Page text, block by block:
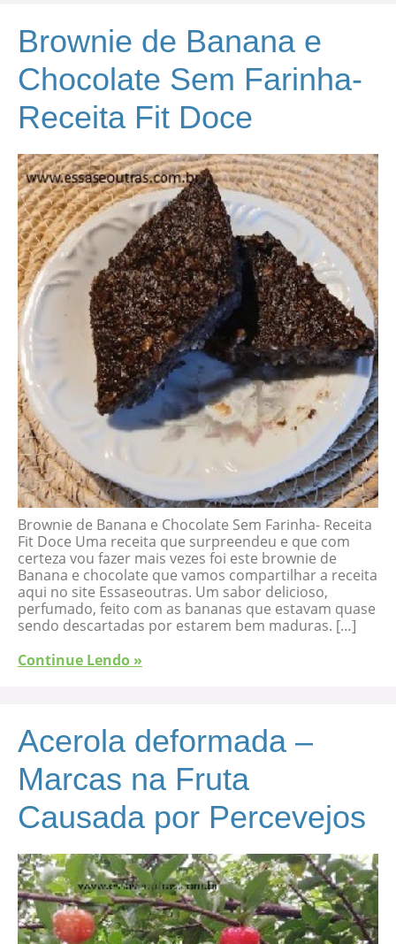
Brownie de Banana e
Chocolate Sem Farinha-
Receita Fit Doce
Brownie de Banana e Chocolate Sem Farinha- Receita
Fit Doce Uma receita que surpreendeu e que com
certeza vou fazer mais vezes foi este brownie de
Banana e chocolate que vamos compartilhar a receita
aqui no site Essaseoutras. Um sabor delicioso,
perfumado, feito com as bananas que estavam quase
sendo descartadas por estarem bem maduras. […]
Continue Lendo »
Acerola deformada –
Marcas na Fruta
Causada por Percevejos